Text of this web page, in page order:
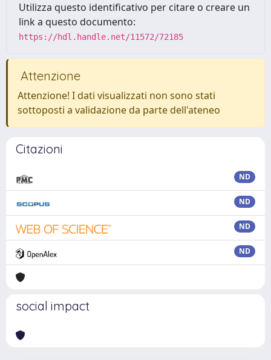
Utilizza questo identificativo per citare o creare un
link a questo documento:
https://hdl.handle.net/11572/72185
Attenzione
Attenzione! I dati visualizzati non sono stati
sottoposti a validazione da parte dell'ateneo
Citazioni
ND
ND
ND
ND
social impact